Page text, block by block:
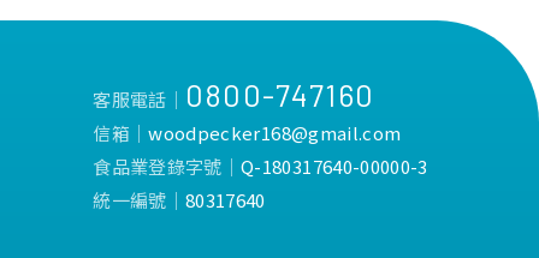
客服電話│ 0800-747160
信箱│woodpecker168@gmail.com
食品業登錄字號│Q-180317640-00000-3
統一編號│80317640